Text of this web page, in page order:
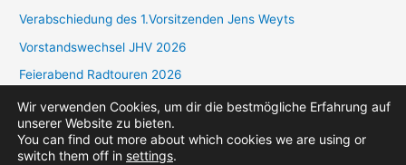
n
n
a
c
h
:
Verabschiedung des 1.Vorsitzenden Jens Weyts
Vorstandswechsel JHV 2026
Feierabend Radtouren 2026
Sparte Golf: Jahresplan 2026
Wir verwenden Cookies, um dir die bestmögliche Erfahrung auf
unserer Website zu bieten.
You can find out more about which cookies we are using or
switch them off in settings.